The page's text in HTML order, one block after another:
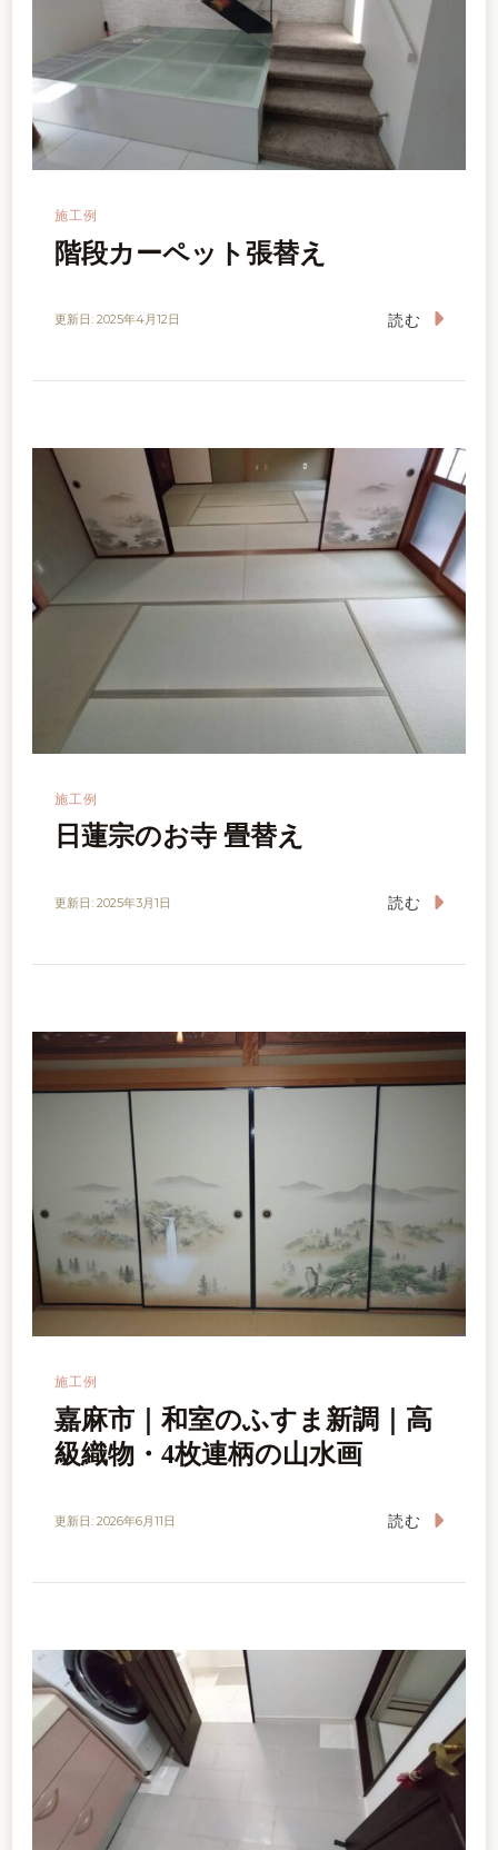
施工例
階段カーペット張替え
更新日: 2025年4月12日 読む
施工例
日蓮宗のお寺 畳替え
更新日: 2025年3月1日 読む
施工例
嘉麻市｜和室のふすま新調｜高
級織物・4枚連柄の山水画
更新日: 2026年6月11日 読む